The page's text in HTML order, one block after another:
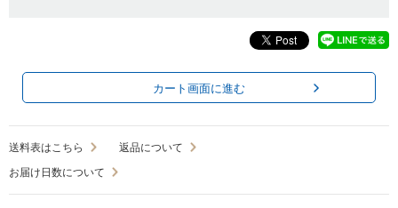
カート画面に進む
送料表はこちら
返品について
お届け日数について